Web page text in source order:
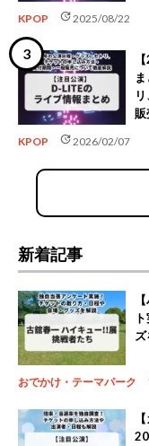
KPOP update2025/08/22
KPOP update2026/02/07
新着記事
おでかけ・テーマパーク